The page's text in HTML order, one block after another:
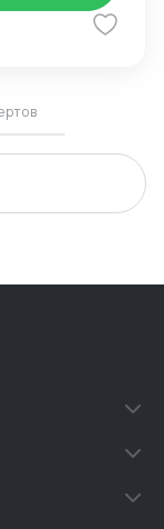
сделок